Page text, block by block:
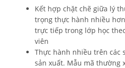
Kết hợp chặt chẽ giữa lý
trọng thực hành nhiều
trực tiếp trong lớp học
viên
Thực hành nhiều trên các
sản xuất. Mẫu mã thường